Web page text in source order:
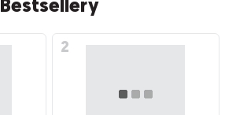
Bestsellery